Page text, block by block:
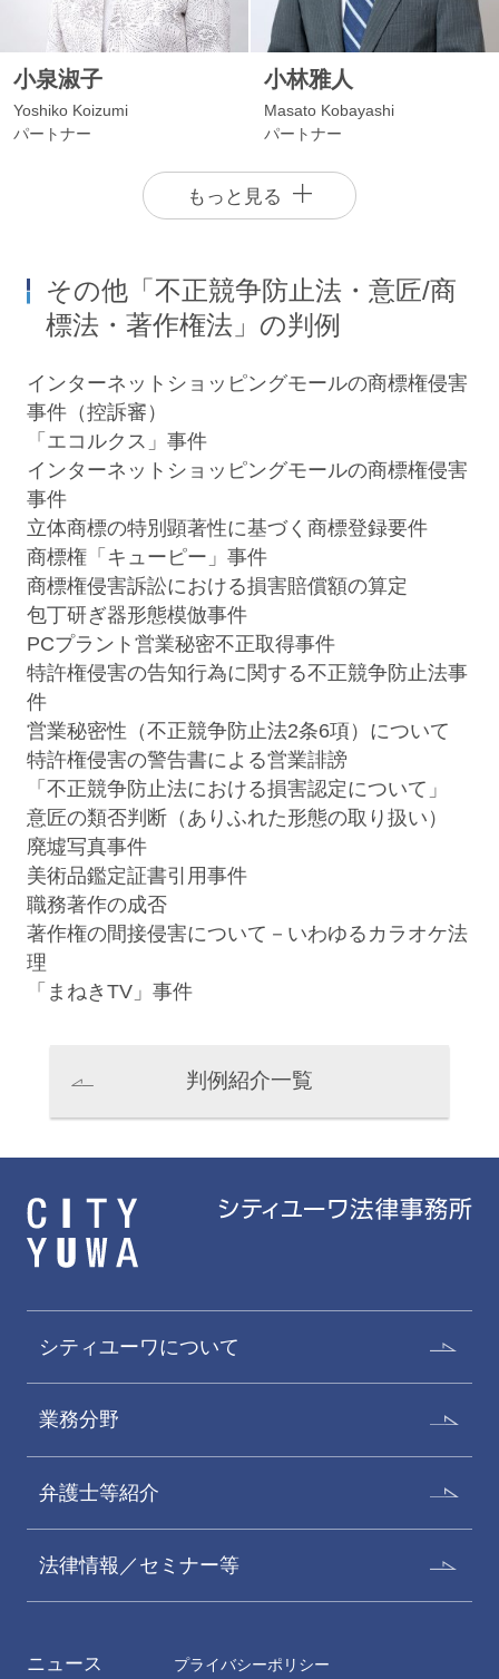
小泉淑子
Yoshiko Koizumi
パートナー
小林雅人
Masato Kobayashi
パートナー
東澤紀子
Noriko Higashizawa
パートナー
Yukihiro Fujimoto
片山典之
Noriyuki Katayama
パートナー 二重橋オフィス
栗林康幸
磯部健介
Kensuke Isobe
パートナー
野本新
飯塚佳都子
もっと見る
その他「不正競争防止法・意匠/商
標法・著作権法」の判例
インターネットショッピングモールの商標権侵害
事件（控訴審）
「エコルクス」事件
インターネットショッピングモールの商標権侵害
事件
立体商標の特別顕著性に基づく商標登録要件
商標権「キューピー」事件
商標権侵害訴訟における損害賠償額の算定
包丁研ぎ器形態模倣事件
PCプラント営業秘密不正取得事件
特許権侵害の告知行為に関する不正競争防止法事
件
営業秘密性（不正競争防止法2条6項）について
特許権侵害の警告書による営業誹謗
「不正競争防止法における損害認定について」
意匠の類否判断（ありふれた形態の取り扱い）
廃墟写真事件
美術品鑑定証書引用事件
職務著作の成否
著作権の間接侵害について－いわゆるカラオケ法
理
「まねきTV」事件
判例紹介一覧
シティユーワについて
業務分野
弁護士等紹介
法律情報／セミナー等
ニュース プライバシーポリシー